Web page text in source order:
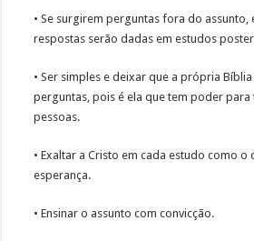
• Se surgirem perguntas fora do assunto,
respostas serão dadas em estudos
• Ser simples e deixar que a própria
perguntas, pois é ela que tem poder
pessoas.
• Exaltar a Cristo em cada estudo como o
esperança.
• Ensinar o assunto com convicção.